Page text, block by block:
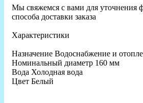
Мы свяжемся с вами для уточнения
способа доставки заказа
Характеристики
Назначение Водоснабжение и
Номинальный диаметр 160 мм
Вода Холодная вода
Цвет Белый